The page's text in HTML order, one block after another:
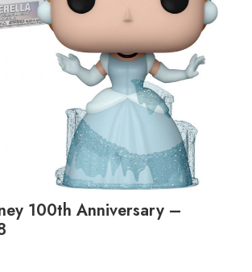
100th Anniversary –